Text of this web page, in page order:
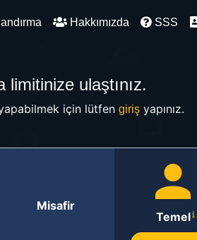
Hakkımızda SSS
limitinize ulaştınız.
için lütfen girişyapınız.
Misafir
Temel